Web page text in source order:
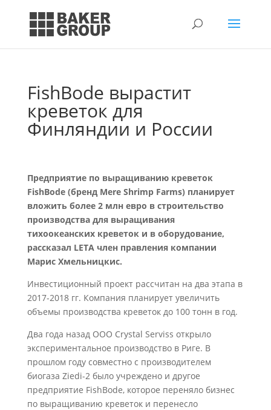
FishBode вырастит
креветок для
Финляндии и России
Предприятие по выращиванию креветок
FishBode (бренд Mere Shrimp Farms) планирует
вложить более 2 млн евро в строительство
производства для выращивания
тихоокеанских креветок и в оборудование,
рассказал LETA член правления компании
Марис Хмельницкис.
Инвестиционный проект рассчитан на два этапа в
2017-2018 гг. Компания планирует увеличить
объемы производства креветок до 100 тонн в год.
Два года назад ООО Crystal Serviss открыло
экспериментальное производство в Риге. В
прошлом году совместно с производителем
биогаза Ziedi-2 было учреждено и другое
предприятие FishBode, которое переняло бизнес
по выращиванию креветок и перенесло